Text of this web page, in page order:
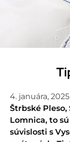
4. januára, 2025
Štrbské Pleso,
Lomnica, to
súvislosti s